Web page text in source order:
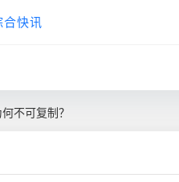
合快讯
不可复制？